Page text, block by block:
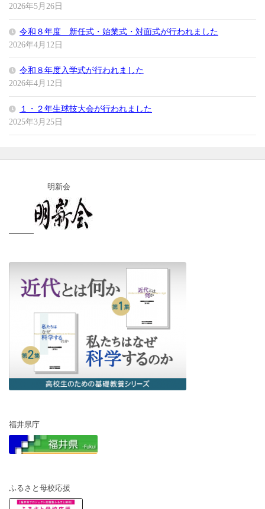
2026年5月26日
令和８年度 新任式・始業式・対面式が行われました
2026年4月12日
令和８年度入学式が行われました
2026年4月12日
１・２年生球技大会が行われました
2025年3月25日
明新会
福井県庁
ふるさと母校応援